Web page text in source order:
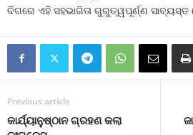
ଦିଗରେ ଏହି ସହଭାଗିତା ଗୁରୁତ୍ୱପୂର୍ଣ୍ଣ ସାବ୍ୟସ୍ତ
Previous article
କାର୍ଯ୍ୟାନୁଷ୍ଠାନ ଗ୍ରହଣ କଲା